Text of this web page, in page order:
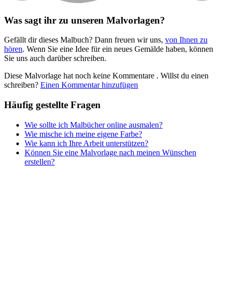
Sommer und Feiertage
Sport
Teddys und Pferde
Tiere und Natur
Valentinstag und Liebe
Winter und Weihnachten
Nezaradené
Unkategorisiert
Was sagt ihr zu unseren Malvorlagen?
Gefällt dir dieses Malbuch? Dann freuen wir uns, von Ihnen zu
hören. Wenn Sie eine Idee für ein neues Gemälde haben, können
Sie uns auch darüber schreiben.
Diese Malvorlage hat noch keine Kommentare . Willst du einen
schreiben? Einen Kommentar hinzufügen
Häufig gestellte Fragen
Wie sollte ich Malbücher online ausmalen?
Wie mische ich meine eigene Farbe?
Wie kann ich Ihre Arbeit unterstützen?
Können Sie eine Malvorlage nach meinen Wünschen
erstellen?